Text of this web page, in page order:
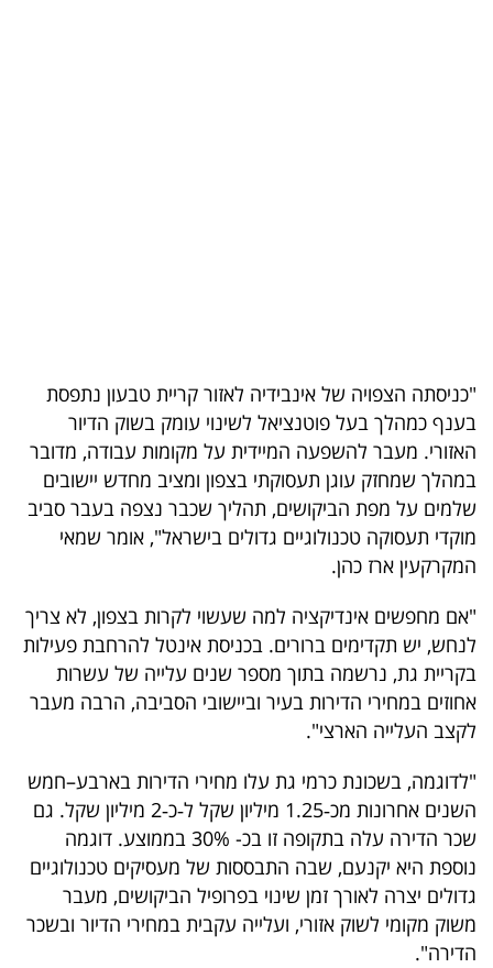
הכלכלי
פודקאסט
40
UNDER
40
שיתופי
פעולה
דרושים
ניוזלטרים
מייל
אדום
"כניסתה הצפויה של אינבידיה לאזור קריית טבעון נתפסת
בענף כמהלך בעל פוטנציאל לשינוי עומק בשוק הדיור
האזורי. מעבר להשפעה המיידית על מקומות עבודה, מדובר
במהלך שמחזק עוגן תעסוקתי בצפון ומציב מחדש יישובים
שלמים על מפת הביקושים, תהליך שכבר נצפה בעבר סביב
מוקדי תעסוקה טכנולוגיים גדולים בישראל", אומר שמאי
המקרקעין ארז כהן.
"אם מחפשים אינדיקציה למה שעשוי לקרות בצפון, לא צריך
לנחש, יש תקדימים ברורים. בכניסת אינטל להרחבת פעילות
בקריית גת, נרשמה בתוך מספר שנים עלייה של עשרות
אחוזים במחירי הדירות בעיר וביישובי הסביבה, הרבה מעבר
לקצב העלייה הארצי".
"לדוגמה, בשכונת כרמי גת עלו מחירי הדירות בארבע–חמש
השנים אחרונות מכ‑1.25 מיליון שקל ל‑כ‑2 מיליון שקל. גם
שכר הדירה עלה בתקופה זו בכ- 30% בממוצע. דוגמה
נוספת היא יקנעם, שבה התבססות של מעסיקים טכנולוגיים
גדולים יצרה לאורך זמן שינוי בפרופיל הביקושים, מעבר
משוק מקומי לשוק אזורי, ועלייה עקבית במחירי הדיור ובשכר
הדירה".